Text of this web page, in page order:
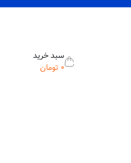
سبد خرید
0 تومان